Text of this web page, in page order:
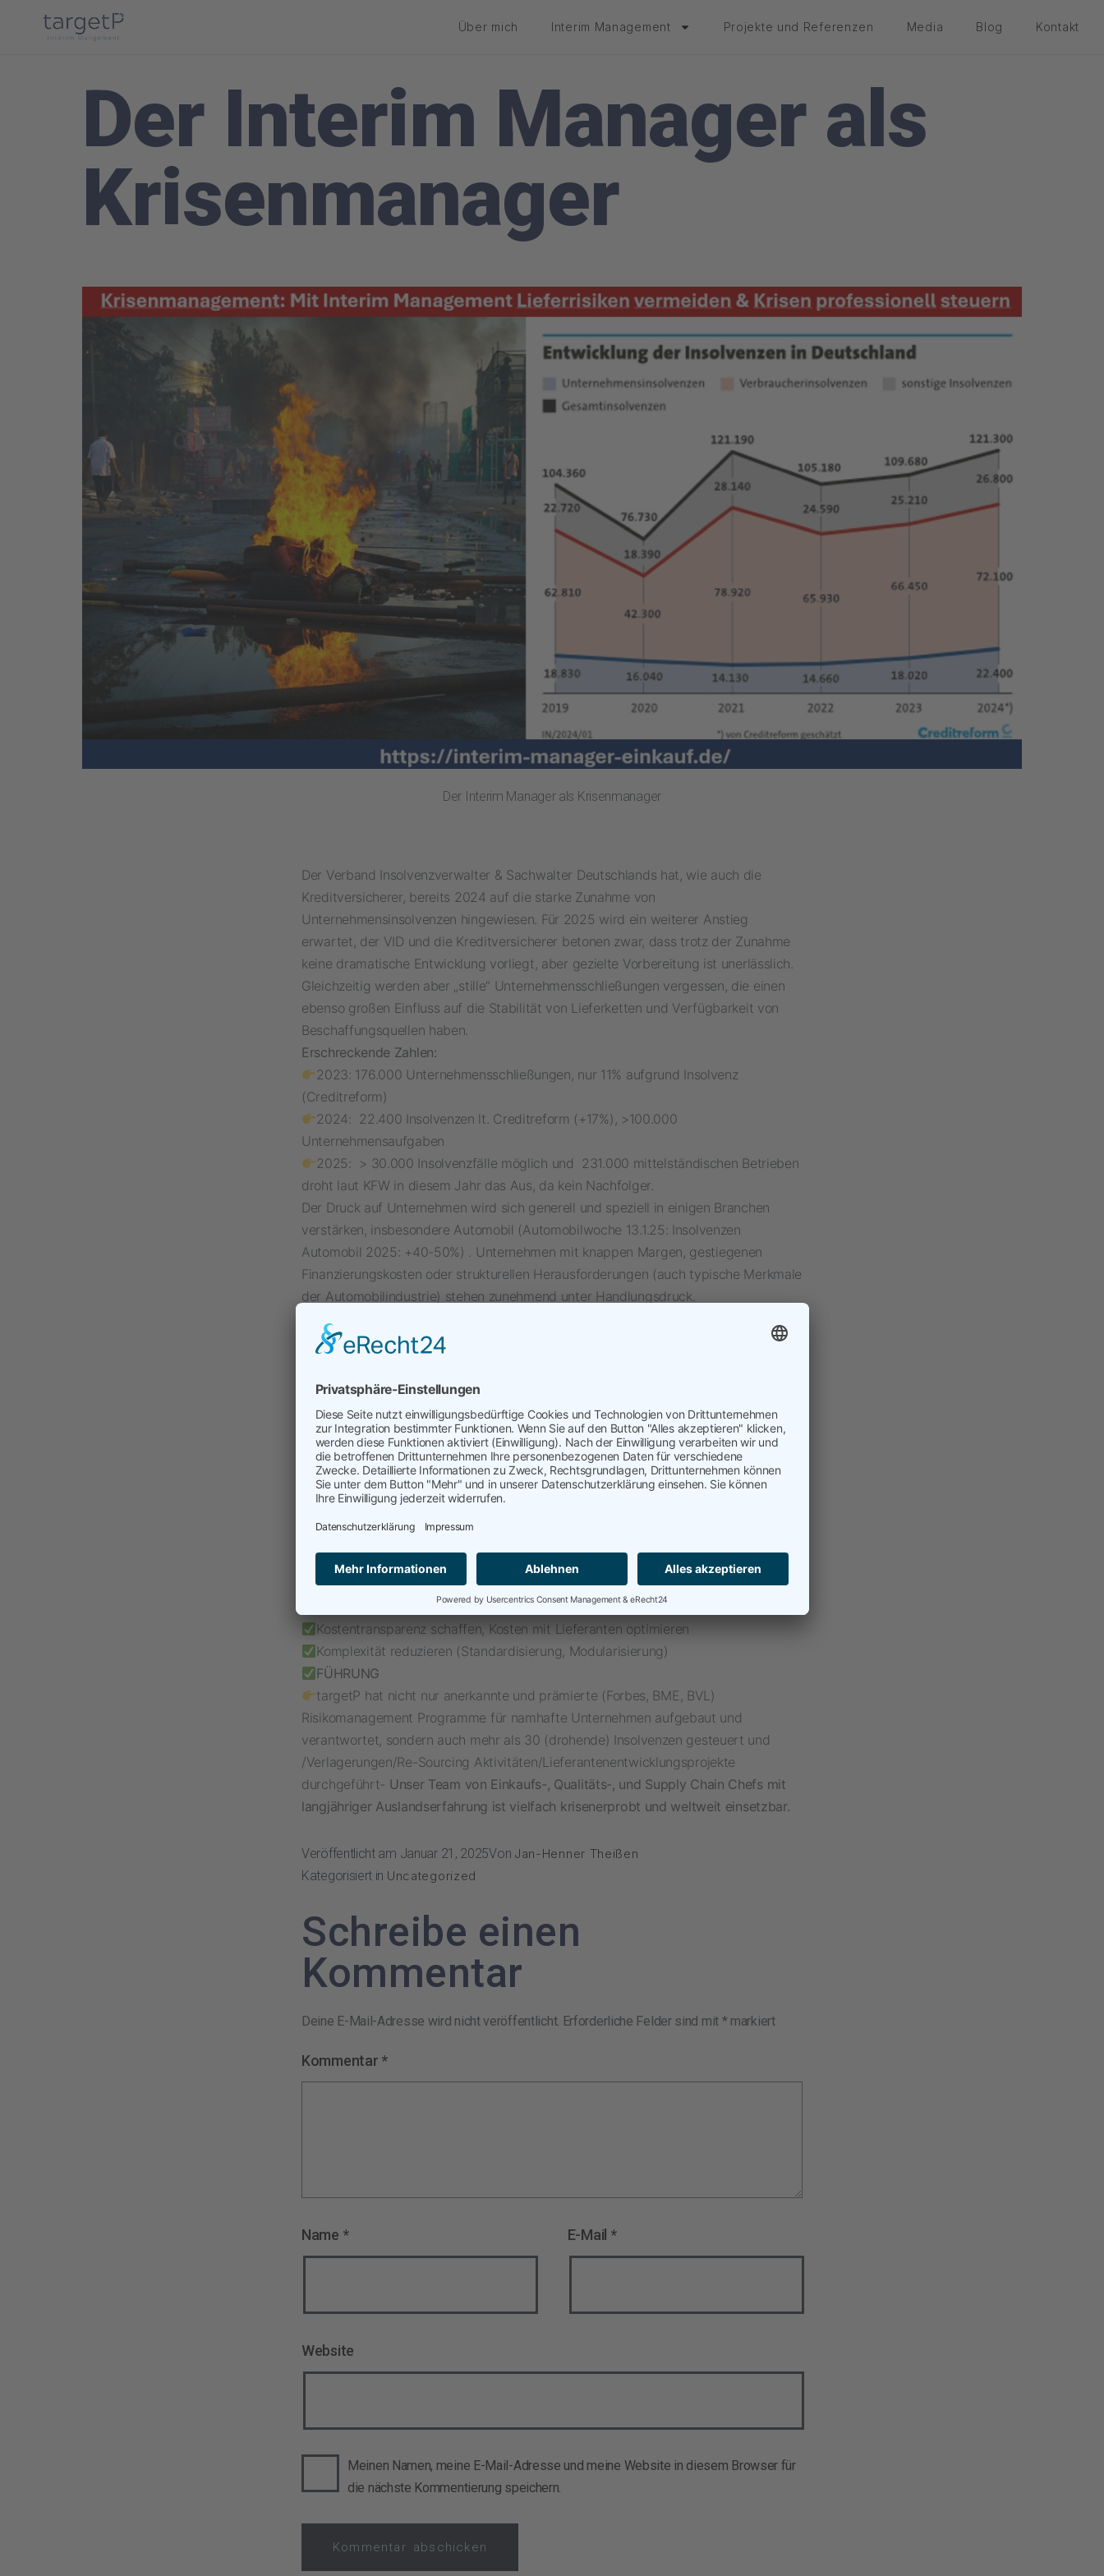
Über mich Interim Management Projekte und Referenzen Media Blog Kontakt
Der Interim Manager als
Krisenmanager
Der Interim Manager als Krisenmanager
Der Verband Insolvenzverwalter & Sachwalter Deutschlands hat, wie auch die
Kreditversicherer, bereits 2024 auf die starke Zunahme von
Unternehmensinsolvenzen hingewiesen. Für 2025 wird ein weiterer Anstieg
erwartet, der VID und die Kreditversicherer betonen zwar, dass trotz der Zunahme
keine dramatische Entwicklung vorliegt, aber gezielte Vorbereitung ist unerlässlich.
Gleichzeitig werden aber „stille“ Unternehmensschließungen vergessen, die einen
ebenso großen Einfluss auf die Stabilität von Lieferketten und Verfügbarkeit von
Beschaffungsquellen haben.
Erschreckende Zahlen:
2023: 176.000 Unternehmensschließungen, nur 11% aufgrund Insolvenz
(Creditreform)
2024: 22.400 Insolvenzen lt. Creditreform (+17%), >100.000
Unternehmensaufgaben
2025: > 30.000 Insolvenzfälle möglich und 231.000 mittelständischen Betrieben
droht laut KFW in diesem Jahr das Aus, da kein Nachfolger.
Der Druck auf Unternehmen wird sich generell und speziell in einigen Branchen
verstärken, insbesondere Automobil (Automobilwoche 13.1.25: Insolvenzen
Automobil 2025: +40-50%) . Unternehmen mit knappen Margen, gestiegenen
Finanzierungskosten oder strukturellen Herausforderungen (auch typische Merkmale
der Automobilindustrie) stehen zunehmend unter Handlungsdruck.
derartige Krisen planen, um im Krisenfall umgehend auf erfahrene Krisenmanager
fahrlässig und verschwendet wertvolle Zeit.
Interim Manager als Krisenmanager helfen gezielt mit Erfahrung und pragmatische
Lösungen:
Basis schaffen: Risikokultur entwickeln, ein ganzheitliches Risikomanagement
aufbauen, Menschen ausbilden, Notfallpläne etablieren
Präventiv: Lieferkrisen vermeiden durch Monitoring & Schwachstellenanalysen
Insolvenzfälle managen, Kommunikation koordinieren und kanalisieren
Neue Märkte und Quellen erschließen, Verlagerungen planen und steuern
Lieferanten begleiten/stabilisieren/auf Kurs halten
Kostentransparenz schaffen, Kosten mit Lieferanten optimieren
Komplexität reduzieren (Standardisierung, Modularisierung)
FÜHRUNG
targetP hat nicht nur anerkannte und prämierte (Forbes, BME, BVL)
Risikomanagement Programme für namhafte Unternehmen aufgebaut und
verantwortet, sondern auch mehr als 30 (drohende) Insolvenzen gesteuert und
/Verlagerungen/Re-Sourcing Aktivitäten/Lieferantenentwicklungsprojekte
durchgeführt- Unser Team von Einkaufs-, Qualitäts-, und Supply Chain Chefs mit
langjähriger Auslandserfahrung ist vielfach krisenerprobt und weltweit einsetzbar.
Veröffentlicht am Januar 21, 2025Von Jan-Henner Theißen
Kategorisiert in Uncategorized
Schreibe einen
Kommentar
Deine E-Mail-Adresse wird nicht veröffentlicht. Erforderliche Felder sind mit *markiert
Kommentar *
Name * E-Mail *
Website
Meinen Namen, meine E-Mail-Adresse und meine Website in diesem Browser für
die nächste Kommentierung speichern.